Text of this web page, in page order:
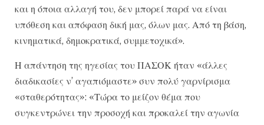
και η όποια αλλαγή του, δεν μπορεί παρά να είναι
υπόθεση και απόφαση δική μας, όλων μας. Από τη βάση,
κινηματικά, δημοκρατικά, συμμετοχικά».
Η απάντηση της ηγεσίας του ΠΑΣΟΚ ήταν «άλλες
διαδικασίες ν’ αγαπιόμαστε» συν πολύ γαρνίρισμα
«σταθερότητας»: «Τώρα το μείζον θέμα που
συγκεντρώνει την προσοχή και προκαλεί την αγωνία